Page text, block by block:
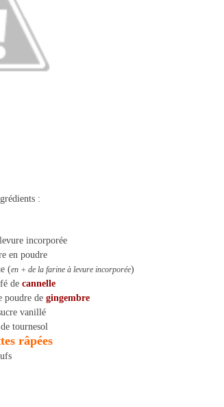
:
incorporée
en poudre
(en + de la farine à levure incorporée)
de cannelle
poudre de gingembre
vanillé
tournesol
râpées